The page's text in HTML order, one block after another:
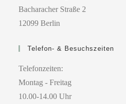
Bacharacher Straße 2
12099 Berlin
Telefon- & Besuchszeiten
Telefonzeiten:
Montag - Freitag
10.00-14.00 Uhr